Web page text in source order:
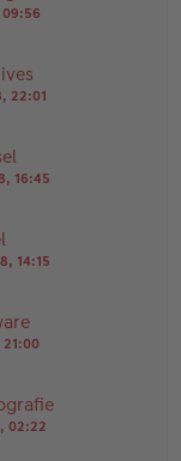
09:56
22:01
16:45
14:15
21:00
02:22